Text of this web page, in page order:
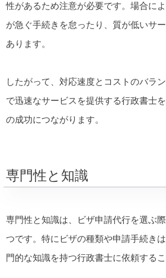
性があるため注意が必要です。場合に
が急ぐ手続きを怠ったり、質が低いサ
あります。
したがって、対応速度とコストのバラ
で迅速なサービスを提供する行政書士
の成功につながります。
専門性と知識
専門性と知識は、ビザ申請代行を選ぶ
つです。特にビザの種類や申請手続き
門的な知識を持つ行政書士に依頼する